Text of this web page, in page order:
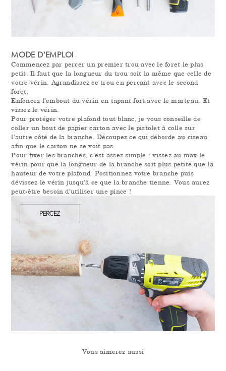
MODE D’EMPLOI
Commencez par percer un premier trou avec le foret le plus
petit. Il faut que la longueur du trou soit la même que celle de
votre vérin. Agrandissez ce trou en perçant avec le second
foret.
Enfoncez l’embout du vérin en tapant fort avec le marteau. Et
vissez le vérin.
Pour protéger votre plafond tout blanc, je vous conseille de
coller un bout de papier carton avec le pistolet à colle sur
l’autre côté de la branche. Découpez ce qui déborde au ciseau
afin que le carton ne se voit pas.
Pour fixer les branches, c’est assez simple : vissez au max le
vérin pour que la longueur de la branche soit plus petite que la
hauteur de votre plafond. Positionnez votre branche puis
dévissez le vérin jusqu’à ce que la branche tienne. Vous aurez
peut-être besoin d’utiliser une pince !
Vous aimerez aussi